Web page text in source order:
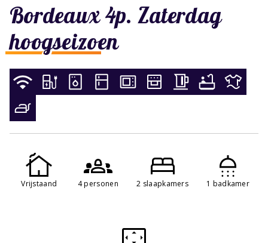
Bordeaux 4p. Zaterdag
hoogseizoen
Vrijstaand 4 personen 2 slaapkamers 1 badkamer